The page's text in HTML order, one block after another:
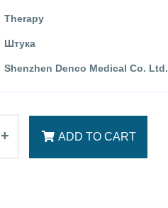
Therapy
Штука
Shenzhen Denco Medical Co. Ltd.
+ ADD TO CART